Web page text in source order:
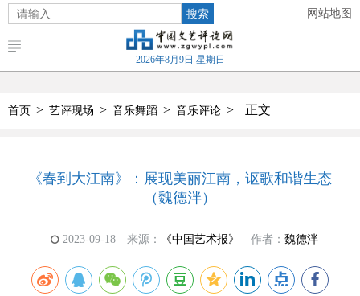
搜索 网站地图
2026年8月9日 星期日
首页 > 艺评现场 > 音乐舞蹈 > 音乐评论 > 正文
《春到大江南》：展现美丽江南，讴歌和谐生态
（魏德泮）
2023-09-18 来源： 《中国艺术报》 作者： 魏德泮